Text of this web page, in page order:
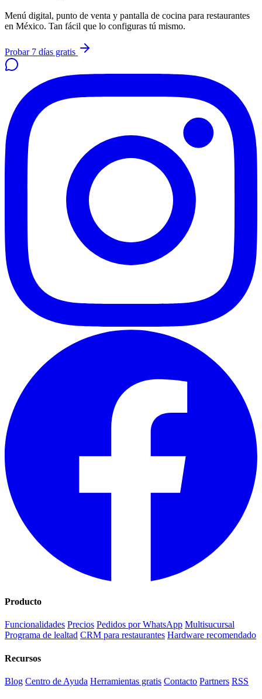
Menú digital, punto de venta y pantalla de cocina para restaurantes
en México. Tan fácil que lo configuras tú mismo.
Probar 7 días gratis
Producto
Funcionalidades Precios Pedidos por WhatsApp Multisucursal
Programa de lealtad CRM para restaurantes Hardware recomendado
Recursos
Blog Centro de Ayuda Herramientas gratis Contacto Partners RSS